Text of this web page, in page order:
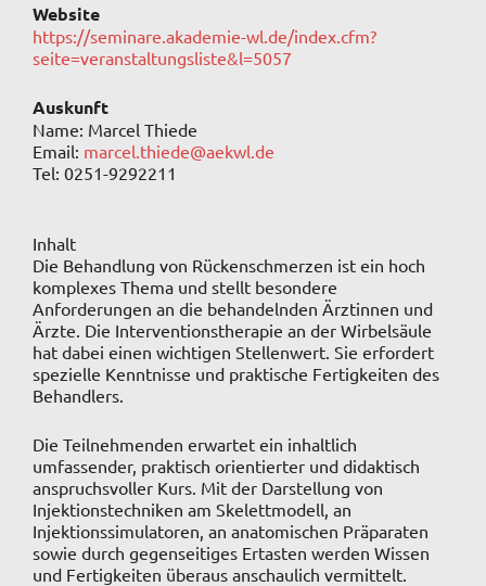
Website
https://seminare.akademie-wl.de/index.cfm?
seite=veranstaltungsliste&l=5057
Auskunft
Name: Marcel Thiede
Email: marcel.thiede@aekwl.de
Tel: 0251-9292211
Inhalt
Die Behandlung von Rückenschmerzen ist ein hoch
komplexes Thema und stellt besondere
Anforderungen an die behandelnden Ärztinnen und
Ärzte. Die Interventionstherapie an der Wirbelsäule
hat dabei einen wichtigen Stellenwert. Sie erfordert
spezielle Kenntnisse und praktische Fertigkeiten des
Behandlers.
Die Teilnehmenden erwartet ein inhaltlich
umfassender, praktisch orientierter und didaktisch
anspruchsvoller Kurs. Mit der Darstellung von
Injektionstechniken am Skelettmodell, an
Injektionssimulatoren, an anatomischen Präparaten
sowie durch gegenseitiges Ertasten werden Wissen
und Fertigkeiten überaus anschaulich vermittelt.